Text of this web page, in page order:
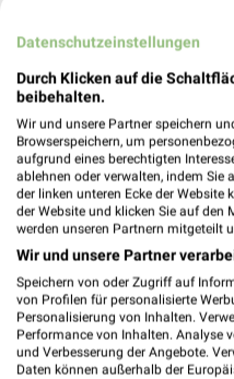
Datenschutzeinstellungen
Durch Klicken auf die
beibehalten.
Wir und unsere Partner speichern
Browserspeichern, um
aufgrund eines berechtigten
ablehnen oder verwalten, indem Sie
der linken unteren Ecke der Website
der Website und klicken Sie auf den
werden unseren Partnern mitgeteilt
Wir und unsere Partner
Speichern von oder Zugriff auf
von Profilen für personalisierte
Personalisierung von Inhalten.
Performance von Inhalten. Analyse
und Verbesserung der Angebote.
Daten können außerhalb der